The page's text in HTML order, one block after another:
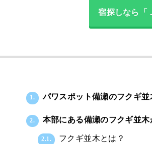
宿探しなら「
1. パワスポット備瀬のフクギ
2. 本部にある備瀬のフクギ並
2.1. フクギ並木とは？